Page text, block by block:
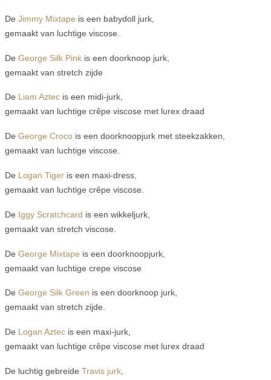
De Jimmy Mixtape is een babydoll jurk,
gemaakt van luchtige viscose.
De George Silk Pink is een doorknoop jurk,
gemaakt van stretch zijde
De Liam Aztec is een midi-jurk,
gemaakt van luchtige crêpe viscose met lurex draad
De George Croco is een doorknoopjurk met steekzakken,
gemaakt van luchtige viscose.
De Logan Tiger is een maxi-dress,
gemaakt van luchtige crêpe viscose.
De Iggy Scratchcard is een wikkeljurk,
gemaakt van stretch viscose.
De George Mixtape is een doorknoopjurk,
gemaakt van luchtige crepe viscose
De George Silk Green is een doorknoop jurk,
gemaakt van stretch zijde.
De Logan Aztec is een maxi-jurk,
gemaakt van luchtige crêpe viscose met lurex draad
De luchtig gebreide Travis jurk